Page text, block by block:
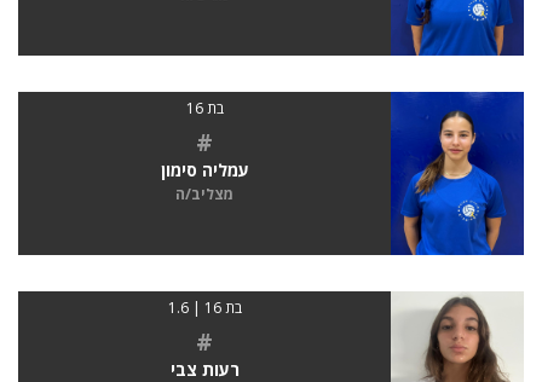
בת 16
#
עמליה סימון
מצליב/ה
בת 16 | 1.6
#
רעות צבי